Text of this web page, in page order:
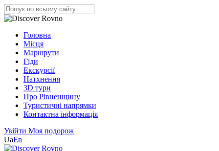
Головна
Місця
Маршрути
Гіди
Екскурсії
Натхнення
3D тури
Про Рівненщину
Туристичні напрямки
Контактна інформація
Увійти Моя подорож
UaEn